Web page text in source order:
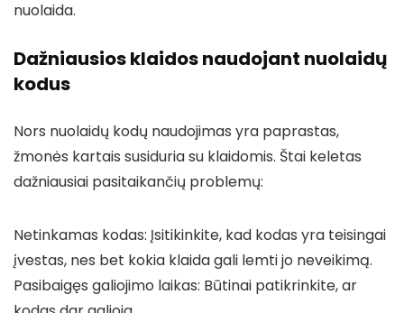
nuolaida.
Dažniausios klaidos naudojant nuolaidų
kodus
Nors nuolaidų kodų naudojimas yra paprastas,
žmonės kartais susiduria su klaidomis. Štai keletas
dažniausiai pasitaikančių problemų:
Netinkamas kodas: Įsitikinkite, kad kodas yra teisingai
įvestas, nes bet kokia klaida gali lemti jo neveikimą.
Pasibaigęs galiojimo laikas: Būtinai patikrinkite, ar